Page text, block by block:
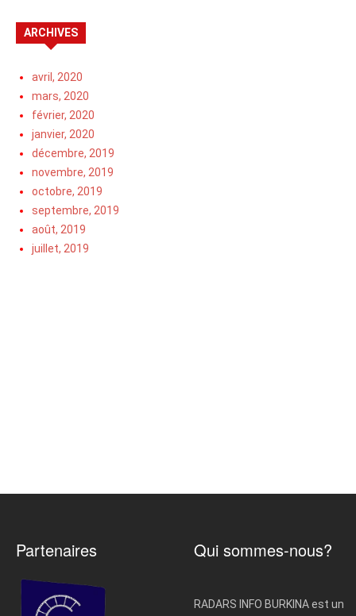
ARCHIVES
avril, 2020
mars, 2020
février, 2020
janvier, 2020
décembre, 2019
novembre, 2019
octobre, 2019
septembre, 2019
août, 2019
juillet, 2019
Partenaires Qui sommes-nous?
RADARS INFO BURKINA est un